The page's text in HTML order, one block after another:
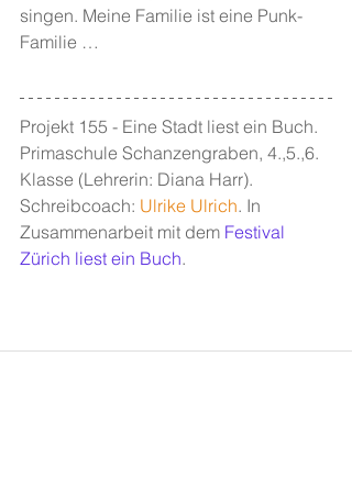
singen. Meine Familie ist eine Punk-
Familie …
Projekt 155 - Eine Stadt liest ein Buch.
Primaschule Schanzengraben, 4.,5.,6.
Klasse (Lehrerin: Diana Harr).
Schreibcoach: Ulrike Ulrich. In
Zusammenarbeit mit dem Festival
Zürich liest ein Buch.